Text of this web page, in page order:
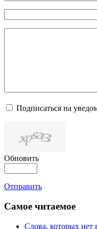
Подписаться на
Обновить
Отправить
Самое читаемое
Слова, которых нет